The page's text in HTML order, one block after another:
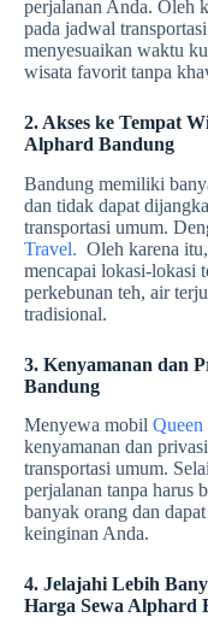
perjalanan Anda. Oleh
pada jadwal
menyesuaikan waktu
wisata favorit tanpa
2. Akses ke Tempat
Alphard Bandung
Bandung memiliki
dan tidak dapat
transportasi umum.
Travel. Oleh karena
mencapai lokasi-lokasi
perkebunan teh, air
tradisional.
3. Kenyamanan dan
Bandung
Menyewa mobil
kenyamanan dan
transportasi umum.
perjalanan tanpa harus
banyak orang dan
keinginan Anda.
4. Jelajahi Lebih
Harga Sewa Alphard